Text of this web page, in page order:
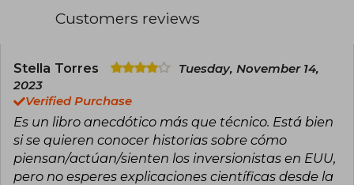
Award, accolades that recognize excellence in
Customers reviews
Stella Torres
Tuesday, November 14,
2023
Verified Purchase
Es un libro anecdótico más que técnico. Está bien
si se quieren conocer historias sobre cómo
piensan/actúan/sienten los inversionistas en EUU,
pero no esperes explicaciones científicas desde la